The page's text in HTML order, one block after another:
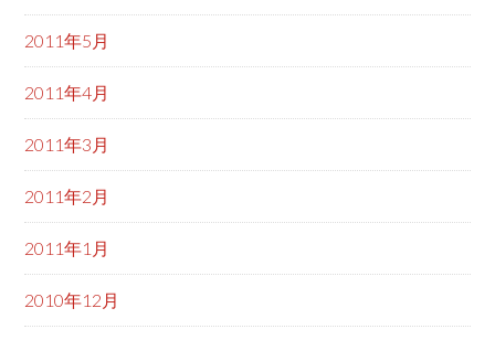
2011年5月
2011年4月
2011年3月
2011年2月
2011年1月
2010年12月